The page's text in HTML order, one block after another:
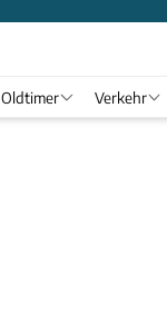
Oldtimer Verkehr